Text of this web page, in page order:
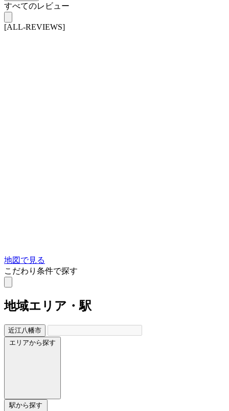
すべてのレビュー
[ALL-REVIEWS]
地図で見る
こだわり条件で探す
地域エリア・駅
近江八幡市
エリアから探す
駅から探す